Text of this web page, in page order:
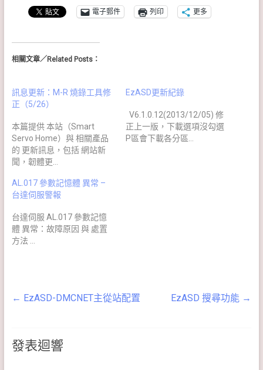
電子郵件 列印 更多
相關文章／Related Posts：
訊息更新：M-R 燒錄工具修
正（5/26）
本篇提供 本站（Smart
Servo Home）與 相關產品
的 更新訊息，包括 網站新
聞，韌體更…
EzASD更新紀錄
V6.1.0.12(2013/12/05) 修
正上一版，下載選項沒勾選
P區會下載各分區…
AL.017 參數記憶體 異常 –
台達伺服警報
台達伺服 AL.017 參數記憶
體 異常：故障原因 與 處置
方法 ...
← EzASD-DMCNET主從站配置 EzASD 搜尋功能 →
發表迴響